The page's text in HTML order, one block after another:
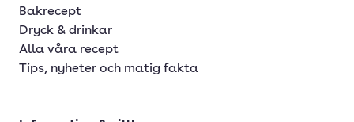
Bakrecept
Dryck & drinkar
Alla våra recept
Tips, nyheter och matig fakta